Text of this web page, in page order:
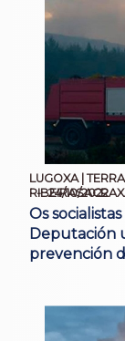
LUGOXA |
24/10/2022
Os
Deputación
prevención